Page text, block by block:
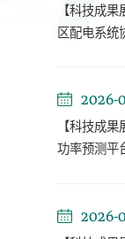
【科技成
区配电系统
2026-
【科技成
功率预测平
2026-